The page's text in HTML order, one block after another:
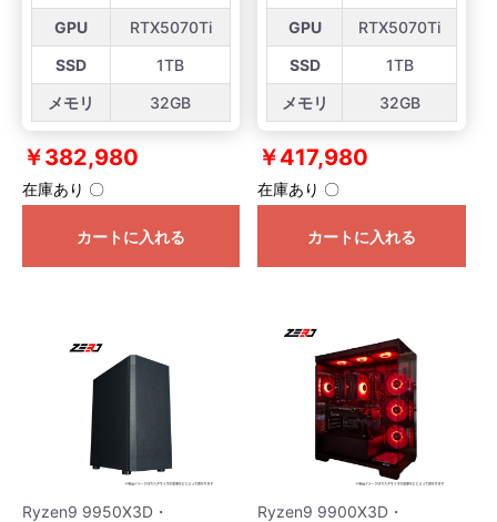
GPU
RTX5070Ti
SSD
1TB
メモリ
32GB
￥382,980
在庫あり 〇
カートに入れる
GPU
RTX5070Ti
SSD
1TB
メモリ
32GB
￥417,980
在庫あり 〇
カートに入れる
Ryzen9 9950X3D・
Ryzen9 9900X3D・